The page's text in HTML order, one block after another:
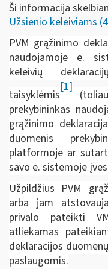
Ši informacija
Užsienio keleiviams
PVM grąžinimo
naudojamoje e.
keleivių
taisyklėmis
[1]
prekybininkas
grąžinimo
duomenis
platformoje ar
savo e. sistemoje
Užpildžius PVM
arba jam
privalo pateikti
atliekamas
deklaracijos
paslaugomis.